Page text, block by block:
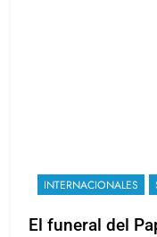
INTERNACIONALES
El funeral del